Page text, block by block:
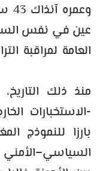
منذ ذلك
-الاستخبارات
بارزا للنموذج